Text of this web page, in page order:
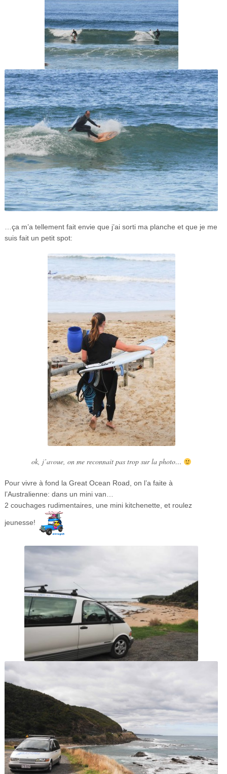
…ça m’a tellement fait envie que j’ai sorti ma planche et que je me
suis fait un petit spot:
ok, j’avoue, on me reconnait pas trop sur la photo…
Pour vivre à fond la Great Ocean Road, on l’a faite à
l’Australienne: dans un mini van…
2 couchages rudimentaires, une mini kitchenette, et roulez
jeunesse!